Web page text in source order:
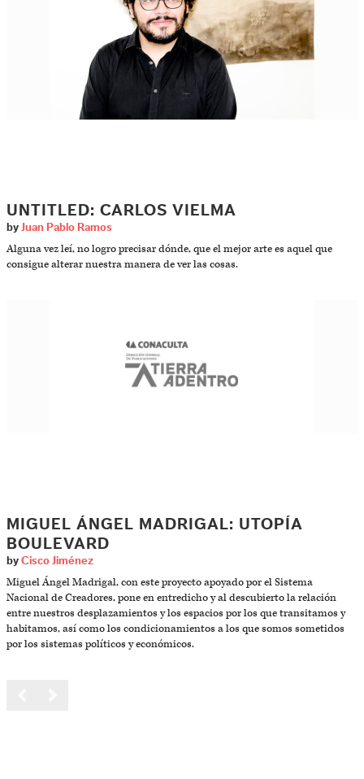
UNTITLED: CARLOS VIELMA
by Juan Pablo Ramos
Alguna vez leí, no logro precisar dónde, que el mejor arte es aquel que
consigue alterar nuestra manera de ver las cosas.
MIGUEL ÁNGEL MADRIGAL: UTOPÍA
BOULEVARD
by Cisco Jiménez
Miguel Ángel Madrigal, con este proyecto apoyado por el Sistema
Nacional de Creadores, pone en entredicho y al descubierto la relación
entre nuestros desplazamientos y los espacios por los que transitamos y
habitamos, así como los condicionamientos a los que somos sometidos
por los sistemas políticos y económicos.